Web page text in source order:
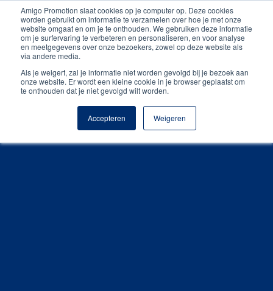
Amigo Promotion slaat cookies op je computer op. Deze cookies
worden gebruikt om informatie te verzamelen over hoe je met onze
website omgaat en om je te onthouden. We gebruiken deze informatie
om je surfervaring te verbeteren en personaliseren, en voor analyse
en meetgegevens over onze bezoekers, zowel op deze website als
via andere media.
Als je weigert, zal je informatie niet worden gevolgd bij je bezoek aan
onze website. Er wordt een kleine cookie in je browser geplaatst om
te onthouden dat je niet gevolgd wilt worden.
Accepteren Weigeren
Gratis digitale drukproef